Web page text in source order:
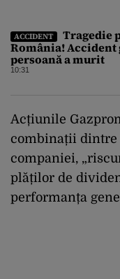
ACCIDENT
Tragedie
România! Accident
persoană a murit
10:31
Acțiunile
combinații dintre
companiei,
plăților de
performanța